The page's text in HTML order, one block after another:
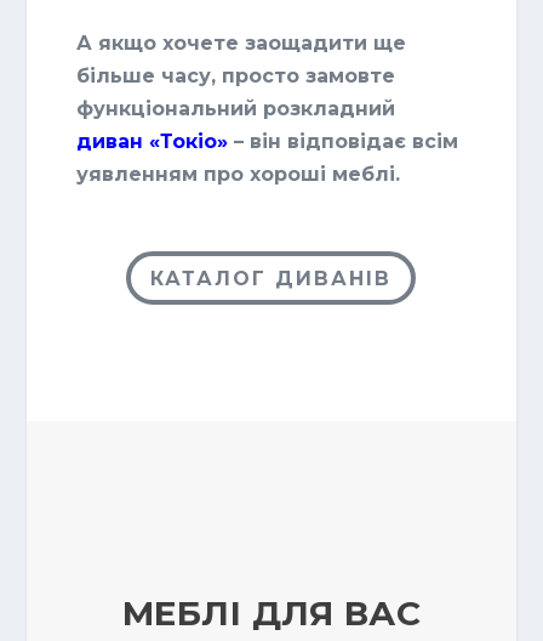
А якщо хочете заощадити ще
більше часу, просто замовте
функціональний розкладний
диван «Токіо»– він відповідає всім
уявленням про хороші меблі.
КАТАЛОГ ДИВАНІВ
МЕБЛІ ДЛЯ ВАС